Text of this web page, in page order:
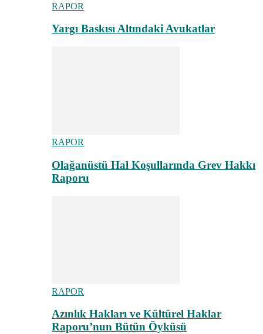
RAPOR
Yargı Baskısı Altındaki Avukatlar
RAPOR
Olağanüstü Hal Koşullarında Grev Hakkı
Raporu
RAPOR
Azınlık Hakları ve Kültürel Haklar
Raporu’nun Bütün Öyküsü